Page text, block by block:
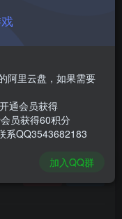
登录购买
11.75 GB
阿里云盘，如果需要
通会员获得
员获得60积分
系QQ3543682183
加入QQ群